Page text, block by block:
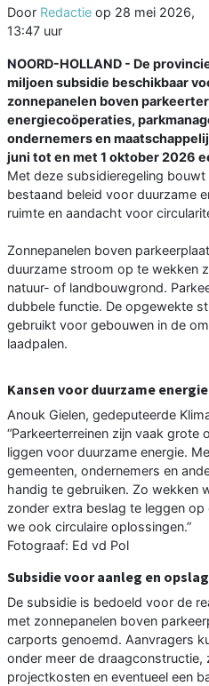
Door Redactie op 28 mei 2026,
13:47 uur
NOORD-HOLLAND - De
miljoen subsidie beschikbaar
zonnepanelen boven
energiecoöperaties,
ondernemers en
juni tot en met 1 oktober 2026
Met deze subsidieregeling
bestaand beleid voor duurzame
ruimte en aandacht voor
Zonnepanelen boven
duurzame stroom op te wekken
natuur- of landbouwgrond.
dubbele functie. De opgewekte
gebruikt voor gebouwen in de
laadpalen.
Kansen voor duurzame energie
Anouk Gielen, gedeputeerde
“Parkeerterreinen zijn vaak grote
liggen voor duurzame energie.
gemeenten, ondernemers en
handig te gebruiken. Zo wekken
zonder extra beslag te leggen
we ook circulaire oplossingen.”
Fotograaf: Ed vd Pol
Subsidie voor aanleg en opslag
De subsidie is bedoeld voor de
met zonnepanelen boven
carports genoemd. Aanvragers
onder meer de draagconstructie,
projectkosten en eventueel een